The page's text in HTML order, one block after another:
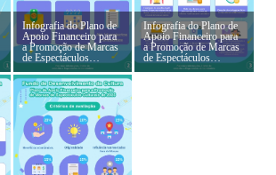
Infografia do Plano de
Apoio Financeiro para
a Promoção de Marcas
de Espectáculos
Culturais de 2025 (2)
Infografia do Plano de
Apoio Financeiro para
a Promoção de Marcas
de Espectáculos
Culturais de 2025 (3)